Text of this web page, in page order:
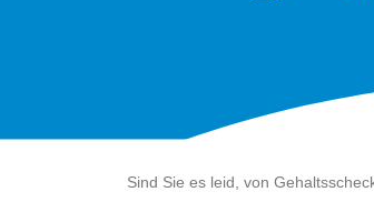
Sind Sie es leid, von